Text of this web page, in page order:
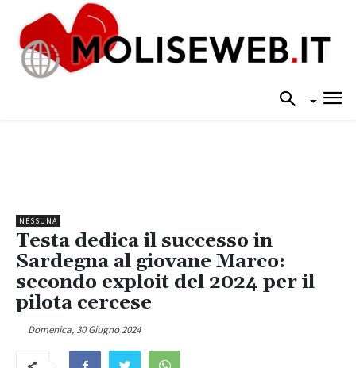
NESSUNA
Testa dedica il successo in
Sardegna al giovane Marco:
secondo exploit del 2024 per il
pilota cercese
Domenica, 30 Giugno 2024